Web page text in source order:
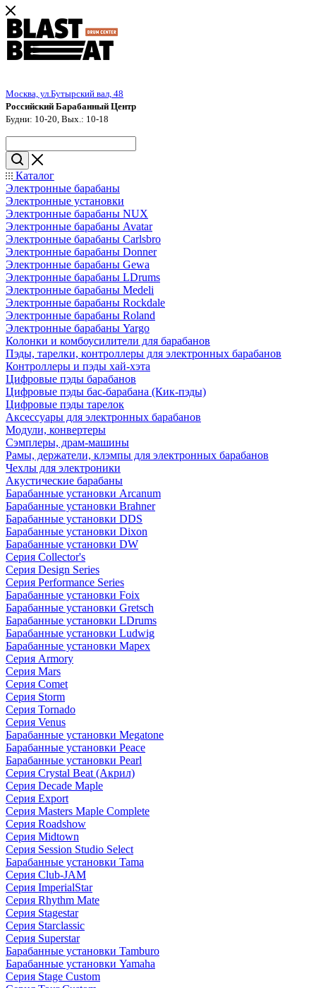
Москва, ул.Бутырский вал, 48
Российский Барабанный Центр
Будни: 10-20, Вых.: 10-18
Каталог
Электронные барабаны
Электронные установки
Электронные барабаны NUX
Электронные барабаны Avatar
Электронные барабаны Carlsbro
Электронные барабаны Donner
Электронные барабаны Gewa
Электронные барабаны LDrums
Электронные барабаны Medeli
Электронные барабаны Rockdale
Электронные барабаны Roland
Электронные барабаны Yargo
Колонки и комбоусилители для барабанов
Пэды, тарелки, контроллеры для электронных барабанов
Контроллеры и пэды хай-хэта
Цифровые пэды барабанов
Цифровые пэды бас-барабана (Кик-пэды)
Цифровые пэды тарелок
Аксессуары для электронных барабанов
Модули, конвертеры
Сэмплеры, драм-машины
Рамы, держатели, клэмпы для электронных барабанов
Чехлы для электроники
Акустические барабаны
Барабанные установки Arcanum
Барабанные установки Brahner
Барабанные установки DDS
Барабанные установки Dixon
Барабанные установки DW
Серия Collector's
Серия Design Series
Серия Performance Series
Барабанные установки Foix
Барабанные установки Gretsch
Барабанные установки LDrums
Барабанные установки Ludwig
Барабанные установки Mapex
Серия Armory
Серия Mars
Серия Comet
Серия Storm
Серия Tornado
Серия Venus
Барабанные установки Megatone
Барабанные установки Peace
Барабанные установки Pearl
Серия Crystal Beat (Акрил)
Серия Decade Maple
Серия Export
Серия Masters Maple Complete
Серия Roadshow
Серия Midtown
Серия Session Studio Select
Барабанные установки Tama
Серия Club-JAM
Серия ImperialStar
Серия Rhythm Mate
Серия Stagestar
Серия Starclassic
Серия Superstar
Барабанные установки Tamburo
Барабанные установки Yamaha
Серия Stage Custom